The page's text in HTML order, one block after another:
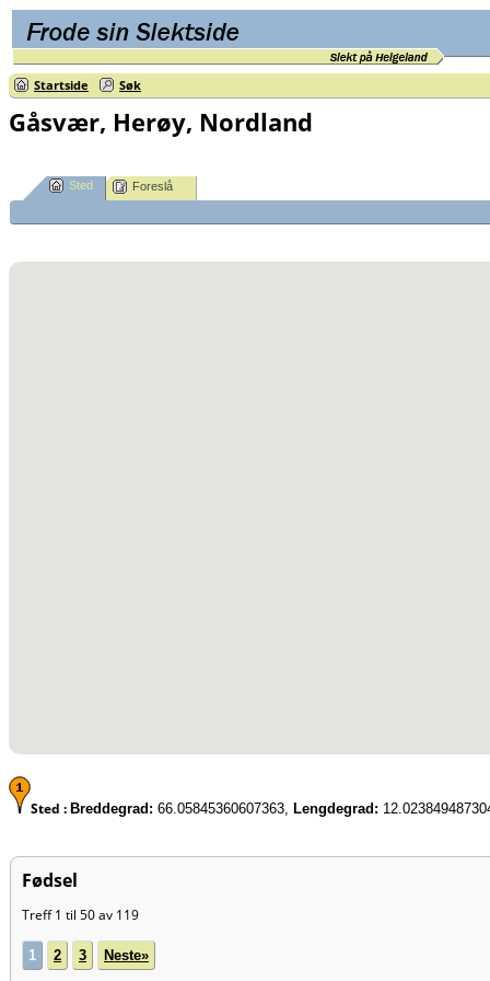
Startside Søk
Gåsvær, Herøy, Nordland
Sted Foreslå
Sted : Breddegrad: 66.05845360607363, Lengdegrad:
Fødsel
Treff 1 til 50 av 119
1 2 3 Neste»